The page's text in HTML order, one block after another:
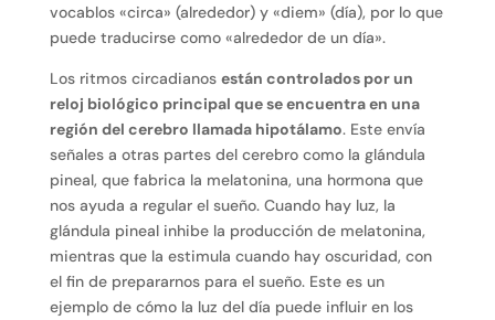
vocablos «circa» (alrededor) y «diem» (día), por lo que
puede traducirse como «alrededor de un día».
Los ritmos circadianos están controlados por un
reloj biológico principal que se encuentra en una
región del cerebro llamada hipotálamo. Este envía
señales a otras partes del cerebro como la glándula
pineal, que fabrica la melatonina, una hormona que
nos ayuda a regular el sueño. Cuando hay luz, la
glándula pineal inhibe la producción de melatonina,
mientras que la estimula cuando hay oscuridad, con
el fin de prepararnos para el sueño. Este es un
ejemplo de cómo la luz del día puede influir en los